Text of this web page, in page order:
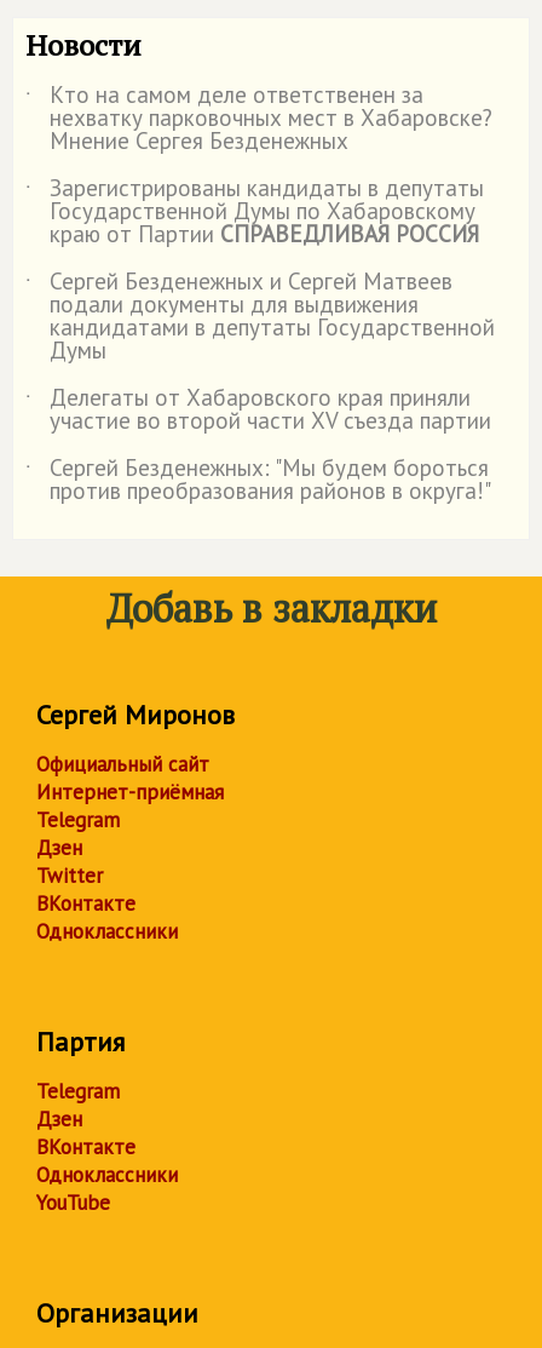
Новости
˙ Кто на самом деле ответственен за
нехватку парковочных мест в Хабаровске?
Мнение Сергея Безденежных
˙
Зарегистрированы кандидаты в депутаты
Государственной Думы по Хабаровскому
краю от Партии СПРАВЕДЛИВАЯ РОССИЯ
˙
Сергей Безденежных и Сергей Матвеев
подали документы для выдвижения
кандидатами в депутаты Государственной
Думы
˙
Делегаты от Хабаровского края приняли
участие во второй части XV съезда партии
˙
Сергей Безденежных: "Мы будем бороться
против преобразования районов в округа!"
Добавь в закладки
Сергей Миронов
Официальный сайт
Интернет-приёмная
Telegram
Дзен
Twitter
ВКонтакте
Одноклассники
Партия
Telegram
Дзен
ВКонтакте
Одноклассники
YouTube
Организации